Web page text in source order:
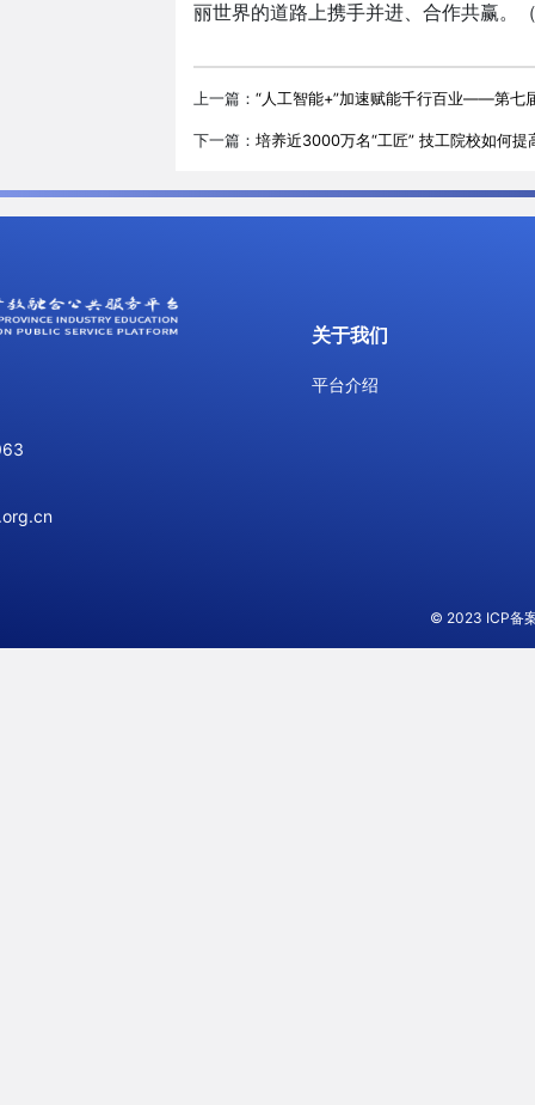
丽世界的道路上携手并进、合作共赢。
上一篇： “人工智能+”加速赋能千行百业——第七
下一篇： 培养近3000万名“工匠” 技工院校如何提
关于我们
平台介绍
© 2023 ICP备